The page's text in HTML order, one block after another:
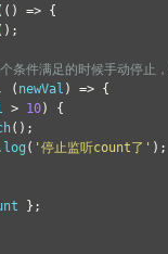
( ) => {
) ;
条件满足的时候手动停止
( newVal ) => {
> 10)
{
( ) ;
log ( '停止监听count了' ) ;
} ;